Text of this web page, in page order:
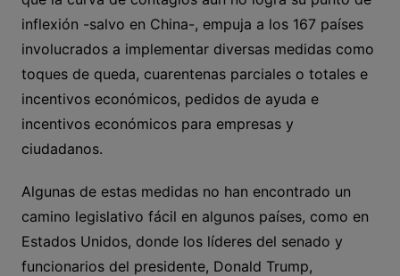
inflexión -salvo en China-, empuja a los 167 países
involucrados a implementar diversas medidas como
toques de queda, cuarentenas parciales o totales e
incentivos económicos, pedidos de ayuda e
incentivos económicos para empresas y
ciudadanos.
Algunas de estas medidas no han encontrado un
camino legislativo fácil en algunos países, como en
Estados Unidos, donde los líderes del senado y
funcionarios del presidente, Donald Trump,